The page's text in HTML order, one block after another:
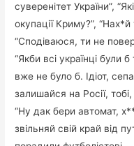
суверенітет України”,
окупації Криму?”, “Нах*й
“Сподіваюся, ти не
“Якби всі українці були
вже не було б. Ідіот,
залишайся на Росії,
“Ну дак бери автомат,
звільняй свій край від